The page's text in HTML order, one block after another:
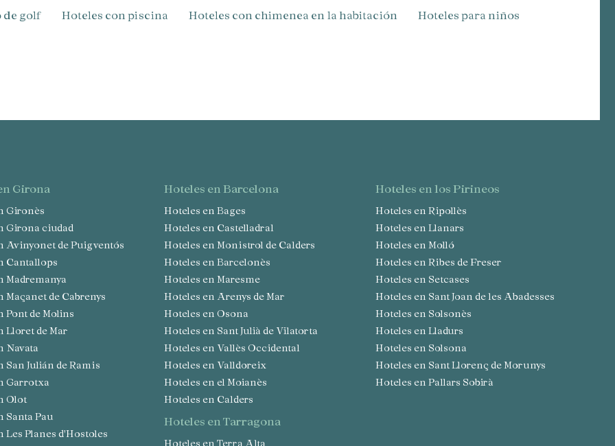
de golf Hoteles con piscina Hoteles con chimenea en la habitación
Hoteles para niños​
Girona
Gironès
Girona ciudad
Avinyonet de Puigventós
Cantallops
Madremanya
Maçanet de Cabrenys
Pont de Molins
Lloret de Mar
Navata
San Julián de Ramis
Garrotxa
Olot
Santa Pau
Les Planes d'Hostoles
hoteles en Barcelona
Hoteles en Bages
Hoteles en Castelladral
Hoteles en Monistrol de Calders
Hoteles en Barcelonès
Hoteles en Maresme
Hoteles en Arenys de Mar
Hoteles en Osona
Hoteles en Sant Julià de Vilatorta
Hoteles en Vallès Occidental
Hoteles en Valldoreix
Hoteles en el Moianès
Hoteles en Calders
hoteles en Tarragona
Hoteles en Terra Alta
hoteles en los Pirineos
Hoteles en Ripollès
Hoteles en Llanars
Hoteles en Molló
Hoteles en Ribes de Freser
Hoteles en Setcases
Hoteles en Sant Joan de les Abadesses
Hoteles en Solsonès
Hoteles en Lladurs
Hoteles en Solsona
Hoteles en Sant Llorenç de Morunys
Hoteles en Pallars Sobirà